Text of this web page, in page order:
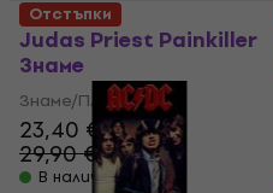
Judas Priest Painkiller
Знаме
Знаме/Плакат
23,40 €
29,90 €
- 22 %
В наличност
Отстъпки